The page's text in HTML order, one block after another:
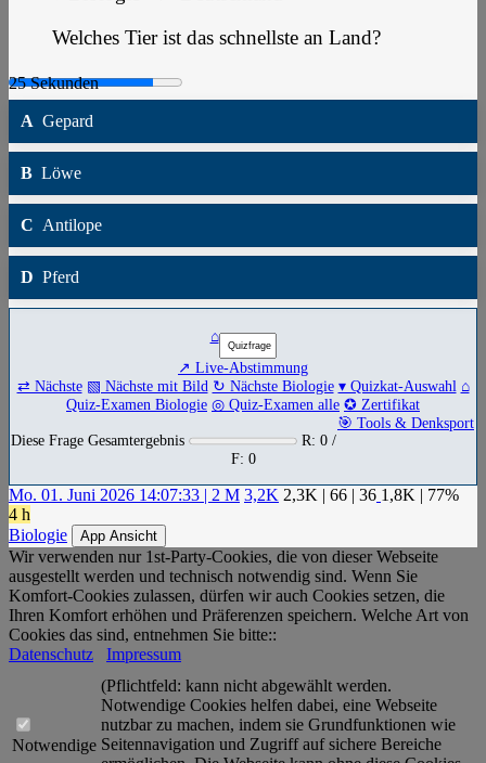
Welches Tier ist das schnellste an Land?
A Gepard
B Löwe
C Antilope
D Pferd
⌂
↗ Live-Abstimmung
⇄ Nächste ▧ Nächste mit Bild ↻ Nächste Biologie ▾ Quizkat-Auswahl ⌂
Quiz-Examen Biologie ◎ Quiz-Examen alle ✪ Zertifikat
🎯 Tools & Denksport
Diese Frage Gesamtergebnis
R: 0 /
F: 0
Mo. 01. Juni 2026 14:07:33 | 2 M 3,2K 2,3K | 66 | 36 1,8K | 77%
4 h
Biologie
App Ansicht
Wir verwenden nur 1st-Party-Cookies, die von dieser Webseite
ausgestellt werden und technisch notwendig sind. Wenn Sie
Komfort-Cookies zulassen, dürfen wir auch Cookies setzen, die
Ihren Komfort erhöhen und Präferenzen speichern. Welche Art von
Cookies das sind, entnehmen Sie bitte::
Datenschutz
Impressum
Notwendige
(Pflichtfeld: kann nicht abgewählt werden.
Notwendige Cookies helfen dabei, eine Webseite
nutzbar zu machen, indem sie Grundfunktionen wie
Seitennavigation und Zugriff auf sichere Bereiche